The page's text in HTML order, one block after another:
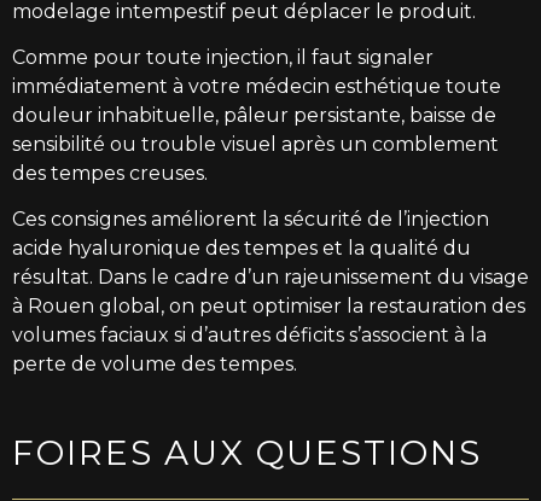
modelage intempestif peut déplacer le produit.
Comme pour toute injection, il faut signaler
immédiatement à votre médecin esthétique toute
douleur inhabituelle, pâleur persistante, baisse de
sensibilité ou trouble visuel après un comblement
des tempes creuses.
Ces consignes améliorent la sécurité de l’injection
acide hyaluronique des tempes et la qualité du
résultat. Dans le cadre d’un rajeunissement du visage
à Rouen global, on peut optimiser la restauration des
volumes faciaux si d’autres déficits s’associent à la
perte de volume des tempes.
FOIRES AUX QUESTIONS